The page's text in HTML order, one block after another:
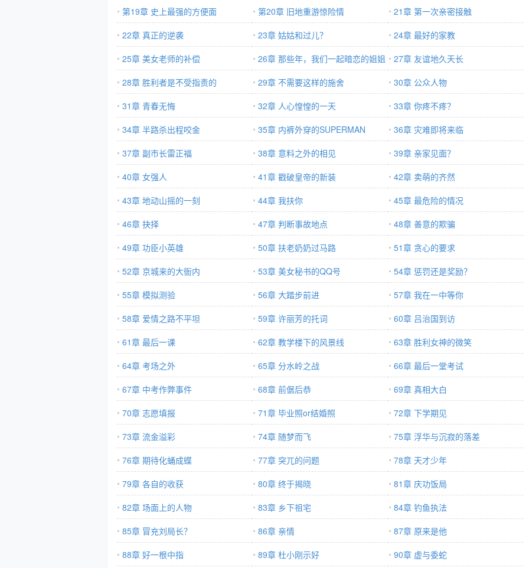
第19章 史上最强的方便面
第20章 旧地重游惊险情
21章 第一次亲密接触
22章 真正的逆袭
23章 姑姑和过儿？
24章 最好的家教
25章 美女老师的补偿
26章 那些年，我们一起暗恋的姐姐
27章 友谊地久天长
28章 胜利者是不受指责的
29章 不需要这样的施舍
30章 公众人物
31章 青春无悔
32章 人心惶惶的一天
33章 你疼不疼？
34章 半路杀出程咬金
35章 内裤外穿的SUPERMAN
36章 灾难即将来临
37章 副市长雷正福
38章 意料之外的相见
39章 亲家见面？
40章 女强人
41章 戳破皇帝的新装
42章 卖萌的齐然
43章 地动山摇的一刻
44章 我扶你
45章 最危险的情况
46章 抉择
47章 判断事故地点
48章 善意的欺骗
49章 功臣小英雄
50章 扶老奶奶过马路
51章 贪心的要求
52章 京城来的大衙内
53章 美女秘书的QQ号
54章 惩罚还是奖励？
55章 模拟测验
56章 大踏步前进
57章 我在一中等你
58章 爱情之路不平坦
59章 许丽芳的托词
60章 吕治国到访
61章 最后一课
62章 教学楼下的风景线
63章 胜利女神的微笑
64章 考场之外
65章 分水岭之战
66章 最后一堂考试
67章 中考作弊事件
68章 前倨后恭
69章 真相大白
70章 志愿填报
71章 毕业照or结婚照
72章 下学期见
73章 流金溢彩
74章 随梦而飞
75章 浮华与沉寂的落差
76章 期待化蛹成蝶
77章 突兀的问题
78章 天才少年
79章 各自的收获
80章 终于揭晓
81章 庆功饭局
82章 场面上的人物
83章 乡下祖宅
84章 钓鱼执法
85章 冒充刘局长？
86章 亲情
87章 原来是他
88章 好一根中指
89章 杜小刚示好
90章 虚与委蛇